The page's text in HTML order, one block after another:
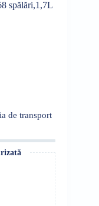
spălări,1,7L
de transport